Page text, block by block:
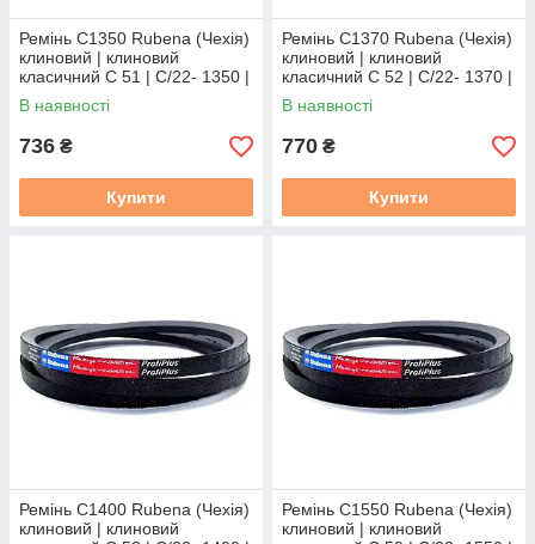
Ремінь C1350 Rubena (Чехія)
клиновий | клиновий
класичний C 51 | C/22- 1350 |
С(В)-1350
В наявності
736 ₴
Купити
Ремінь C1370 Rubena (Чехія)
клиновий | клиновий
класичний C 52 | C/22- 1370 |
С(В)-1370
В наявності
770 ₴
Купити
Ремінь C1400 Rubena (Чехія)
клиновий | клиновий
Ремінь C1550 Rubena (Чехія)
клиновий | клиновий